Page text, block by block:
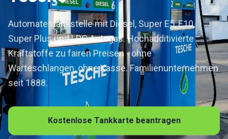
Automatentankstelle mit Diesel, Super E5, E10,
Super Plus und LPG Autogas. Hochadditivierte
Kraftstoffe zu fairen Preisen - ohne
Warteschlangen, ohne Kasse. Familienunternehmen
seit 1888.
Kostenlose Tankkarte beantragen